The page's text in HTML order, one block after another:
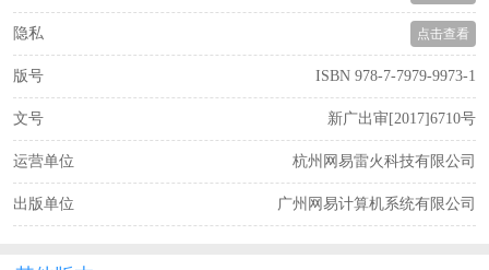
隐私 点击查看
版号 ISBN 978-7-7979-9973-1
文号 新广出审[2017]6710号
运营单位 杭州网易雷火科技有限公司
出版单位 广州网易计算机系统有限公司